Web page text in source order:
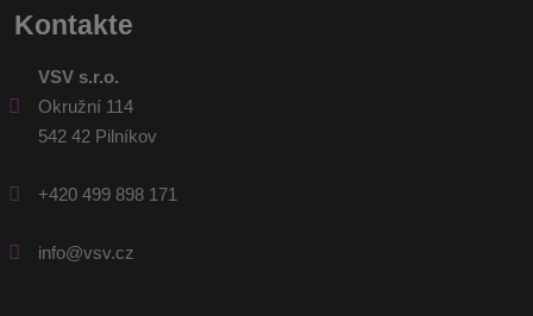
Kontakte
VSV s.r.o.
Okružní 114
542 42 Pilníkov
+420 499 898 171
info@vsv.cz